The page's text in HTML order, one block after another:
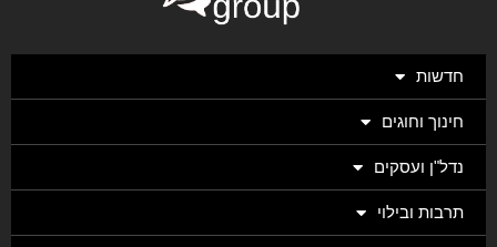
חדשות
חינוך וחוגים
נדל"ן ועסקים
תרבות ובילוי